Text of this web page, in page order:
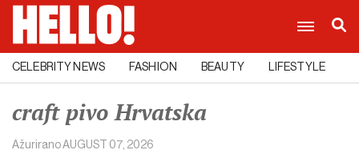
CELEBRITY NEWS FASHION BEAUTY LIFESTYLE
craft pivo Hrvatska
AžuriranoAUGUST 07, 2026